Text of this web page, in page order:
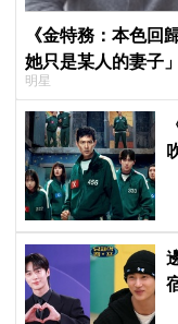
《金特務：本色回
她只是某人的妻子
明星